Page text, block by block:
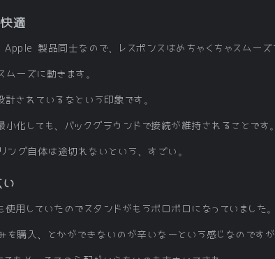
適
製品同士なので、レスポンスはめちゃくちゃスムーズ
ムーズに動きます。
されているなという印象です。
化しても、バックグラウンドで接続が維持されることです。
グ自体は途切れないという、すごい。
用していたのでスタンドがもうボロボロになっていました。
を購入、とかができないのが辛いなーという感じなのですが